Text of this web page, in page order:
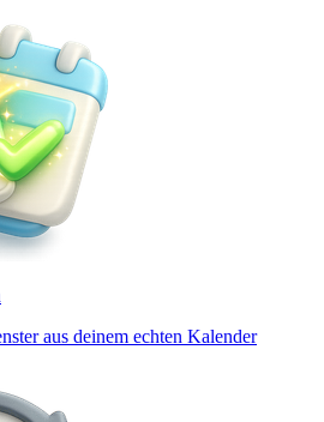
aus deinem echten Kalender